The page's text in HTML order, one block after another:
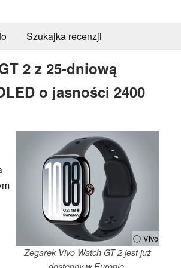
Szukajka recenzji
2 z 25-dniową
o jasności 2400
ⓘ Vivo
Zegarek Vivo Watch GT 2 jest już